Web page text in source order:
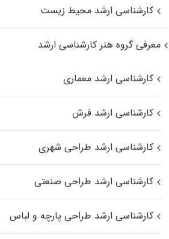
کارشناسی ارشد محیط زیست
معرفی گروه هنر کارشناسی ارشد
کارشناسی ارشد معماری
کارشناسی ارشد فرش
کارشناسی ارشد طراحی شهری
کارشناسی ارشد طراحی صنعتی
کارشناسی ارشد طراحی پارچه و لباس